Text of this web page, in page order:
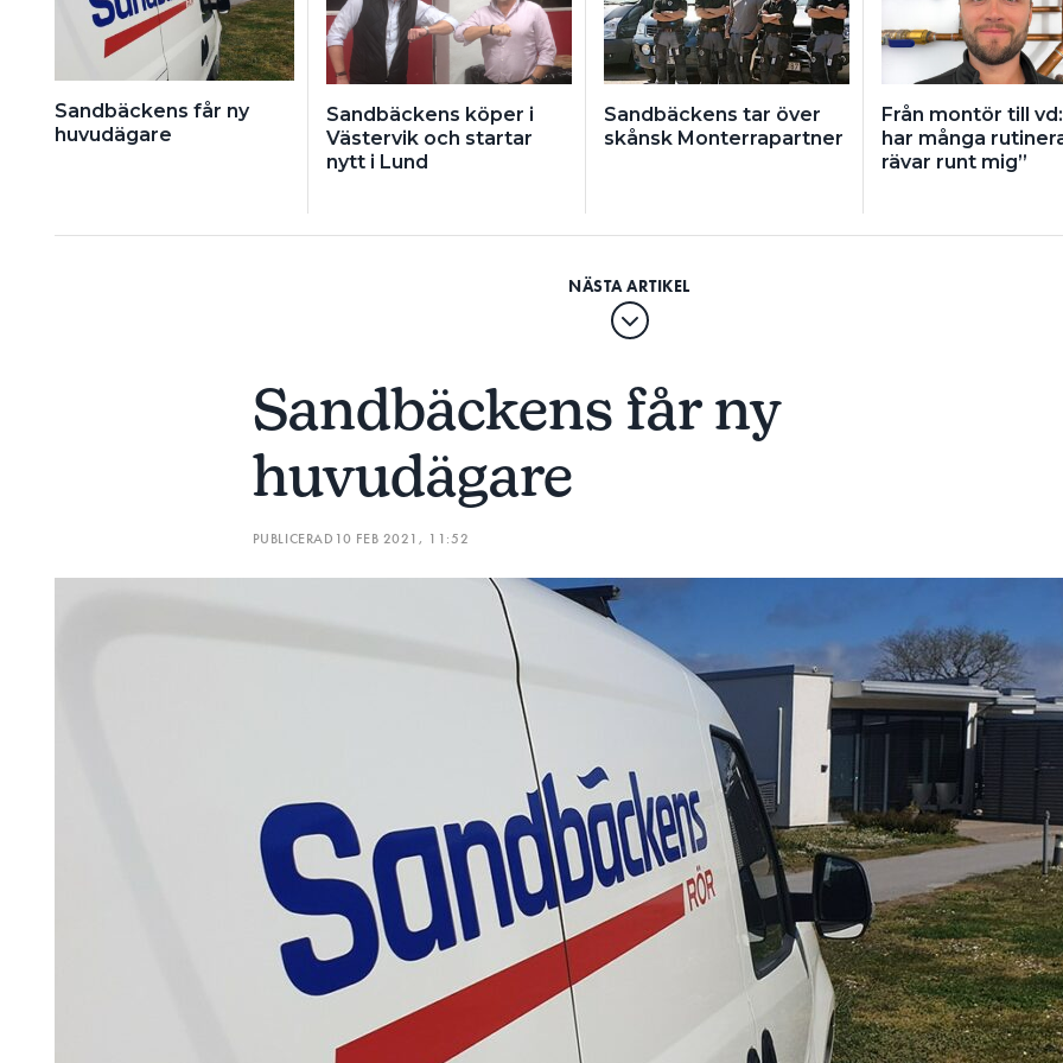
Sandbäckens får ny
huvudägare
Sandbäckens köper i
Västervik och startar
nytt i Lund
Sandbäckens tar över
skånsk Monterrapartner
Från montör till
har många
rävar runt mig”
Sandbäckens får ny
huvudägare
PUBLICERAD 10 FEB 2021, 11:52